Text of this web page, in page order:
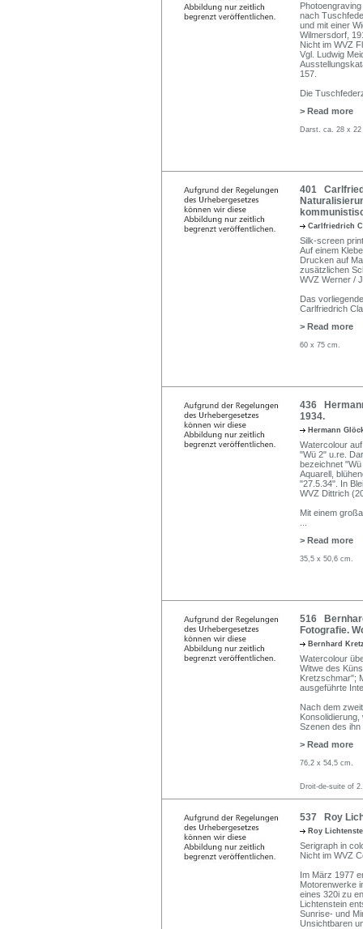
nach
und mit einer
Wilmersdorf,
Nicht im WVZ
Vgl. Ludwig
157.
Die
> Read more
Darst. ca. 28 x
401
Carlfriedrich
Silk-screen
Auf einem
Drucken auf
zusätzlichen
WVZ Werner /
Das
Carlfriedrich
> Read more
60 x 75 cm.
436
1934.
Hermann
Watercolour
"Wü 2" u.re.
bezeichnet
Aquarell,
"27.5.34". In
WVZ Dittrich
Mit einem
> Read more
35,5 x 50,6 cm.
516
Fotografie.
Bernhard
Watercolour
Witwe des
Kretzschmar";
ausgeführte
Nach dem
Szenen des
> Read more
76,2 x 54,5 cm.
Droit-de-suite of
537 Roy
Roy
Serigraph in
Nicht im WVZ
Im März 1977
Motorenwerke
eines 320i zu
Lichtenstein
Sunrise- und
Unsichtbaren